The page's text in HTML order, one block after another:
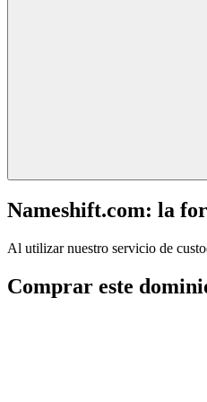
Nameshift.com: la
Al utilizar nuestro servicio de
Comprar este